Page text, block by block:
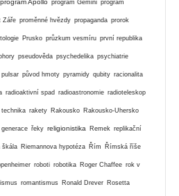
program Apollo program Gemini program
Záře proměnné hvězdy propaganda prorok
Prusko průzkum vesmíru první republika
pseudověda psychedelika psychiatrie
pulsar původ hmoty pyramidy qubity racionalita
radioaktivní spad radioastronomie radioteleskop
technika rakety Rakousko Rakousko-Uhersko
řeky religionistika Remek replikační
škála Riemannova hypotéza Řím Římská říše
roboti robotika Roger Chaffee rok v
romantismus Ronald Drever Rosetta